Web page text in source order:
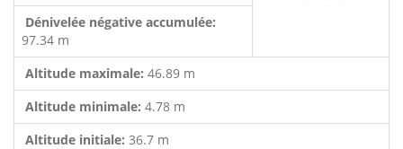
Dénivelée négative accumulée:
97.34 m
Altitude maximale: 46.89 m
Altitude minimale: 4.78 m
Altitude initiale: 36.7 m